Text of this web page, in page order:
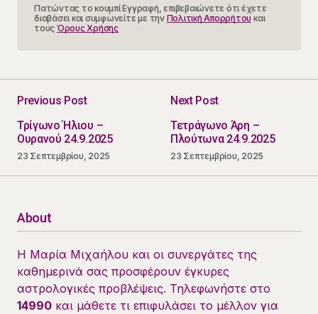
Πατώντας το κουμπί Εγγραφή, επιβεβαιώνετε ότι έχετε
διαβάσει και συμφωνείτε με την Πολιτική Απορρήτου και
τους Όρους Χρήσης
Previous Post
Τρίγωνο Ήλιου –
Ουρανού 24.9.2025
23 Σεπτεμβρίου, 2025
Next Post
Τετράγωνο Άρη –
Πλούτωνα 24.9.2025
23 Σεπτεμβρίου, 2025
About
Η Μαρία Μιχαήλου και οι συνεργάτες της
καθημερινά σας προσφέρουν έγκυρες
αστρολογικές προβλέψεις. Τηλεφωνήστε στο
14990 και μάθετε τι επιφυλάσει το μέλλον για